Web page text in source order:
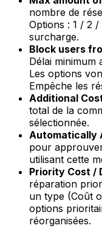
nombre de
Options : 1 / 2
surcharge.
Block users
Délai minimum
Les options
Empêche les
Additional
total de la
sélectionnée.
Automatically
pour
utilisant cette
Priority Cost /
réparation
un type (Coût
options
réorganisées.